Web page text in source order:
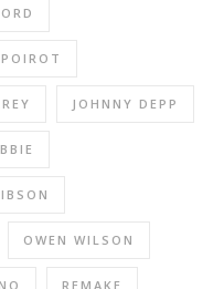
JOHNNY DEPP
OWEN WILSON
REMAKE